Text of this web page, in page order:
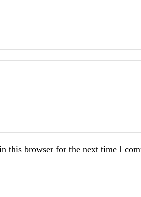
this browser for the next time I